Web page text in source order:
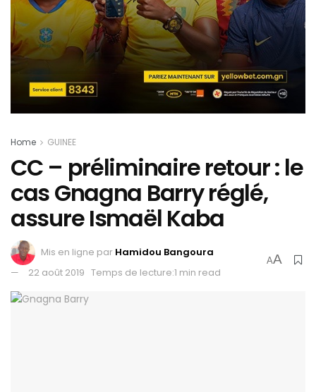
Home GUINEE
CC – préliminaire retour : le
cas Gnagna Barry réglé,
assure Ismaël Kaba
Mis en ligne par Hamidou Bangoura
22 août 2019 Temps de lecture:1 min read
AA